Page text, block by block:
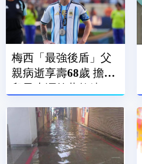
梅西「最強後盾」父
親病逝享壽68歲 擔任
兒子生涯啟蒙教練、